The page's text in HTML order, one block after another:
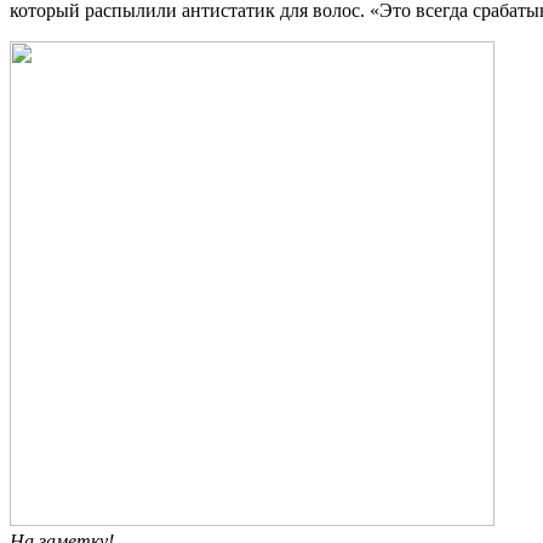
который распылили антистатик для волос. «Это всегда